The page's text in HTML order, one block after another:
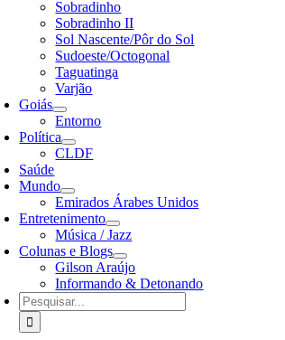
Sobradinho
Sobradinho II
Sol Nascente/Pôr do Sol
Sudoeste/Octogonal
Taguatinga
Varjão
Goiás
Entorno
Política
CLDF
Saúde
Mundo
Emirados Árabes Unidos
Entretenimento
Música / Jazz
Colunas e Blogs
Gilson Araújo
Informando & Detonando
Buscar
resultados
para: